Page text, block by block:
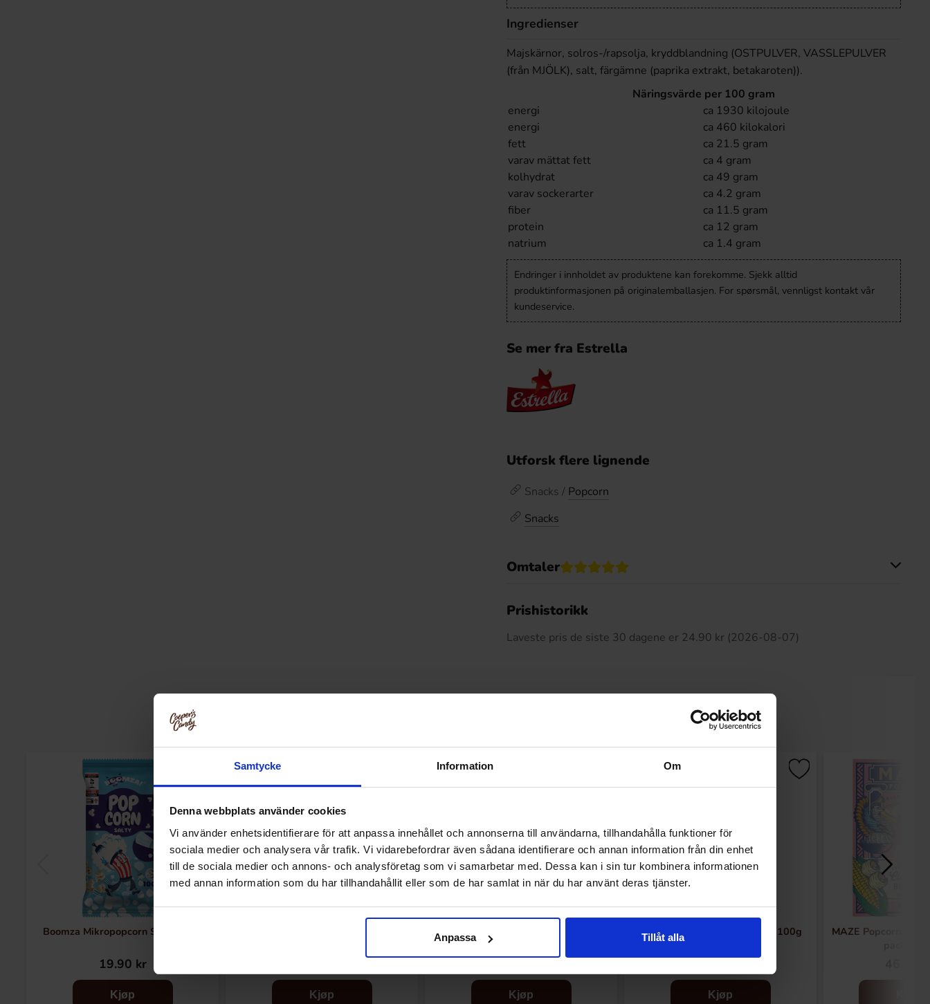
Samtycke Information Om
Denna webbplats använder cookies
Vi använder enhetsidentifierare för att anpassa innehållet och annonserna till användarna, tillhandahålla funktioner för
sociala medier och analysera vår trafik. Vi vidarebefordrar även sådana identifierare och annan information från din enhet
till de sociala medier och annons- och analysföretag som vi samarbetar med. Dessa kan i sin tur kombinera informationen
med annan information som du har tillhandahållit eller som de har samlat in när du har använt deras tjänster.
Anpassa Tillåt alla
Ingredienser
Majskärnor, solros-/rapsolja, kryddblandning (OSTPULVER, VASSLEPULVER
(från MJÖLK), salt, färgämne (paprika extrakt, betakaroten)).
Näringsvärde per 100 gram
energi
ca 1930 kilojoule
energi
ca 460 kilokalori
fett
ca 21.5 gram
varav mättat fett
ca 4 gram
kolhydrat
ca 49 gram
varav sockerarter
ca 4.2 gram
fiber
ca 11.5 gram
protein
ca 12 gram
natrium
ca 1.4 gram
Endringer i innholdet av produktene kan forekomme. Sjekk alltid
produktinformasjonen på originalemballasjen. For spørsmål, vennligst kontakt vår
kundeservice.
Se mer fra Estrella
Utforsk flere lignende
Snacks / Popcorn
Snacks
Omtaler
Prishistorikk
Laveste pris de siste 30 dagene er 24.90 kr (2026-08-07)
Boomza Mikropopcorn Salty 100g
19.90 kr
Kjøp Kjøp
MAZE Popcorn Cheesy Jalapeno 3-pack
Kjøp
Boomza Mikropopcorn Bacon 100g
Kjøp
MAZE Popcorn